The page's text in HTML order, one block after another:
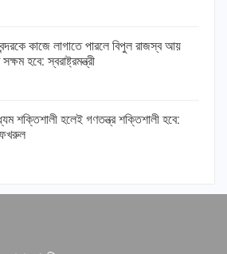
কাজে লাগাতে পারলে বিপুল রাজস্ব আয়
হবে: স্বরাষ্ট্রমন্ত্রী
শক্তিশালী হলেই গণতন্ত্র শক্তিশালী হবে:
ফখরুল